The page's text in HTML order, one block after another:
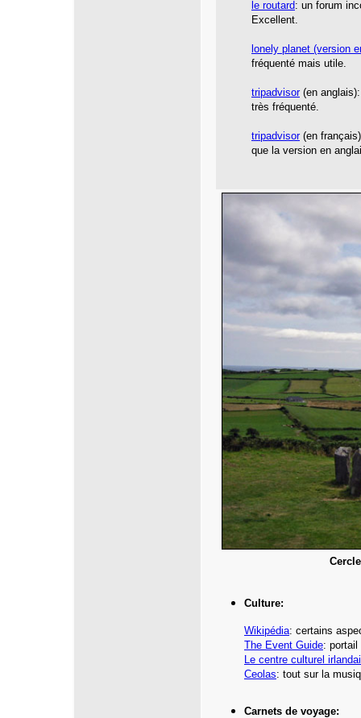
le routard: un forum
Excellent.
lonely planet (version
fréquenté mais utile.
tripadvisor(en
très fréquenté.
tripadvisor(en
que la version en
Culture:
Wikipédia: certains
The Event Guide: portail
Le centre culturel
Ceolas: tout sur la
Carnets de voyage: